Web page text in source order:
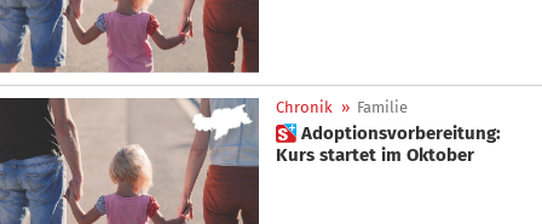
Chronik » Familie
 Adoptionsvorbereitung:
Kurs startet im Oktober